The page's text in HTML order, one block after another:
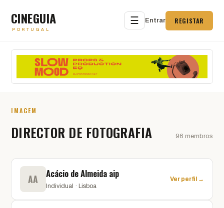
CINEGUIA
PORTUGAL
☰ Entrar REGISTAR
IMAGEM
DIRECTOR DE FOTOGRAFIA 96 membros
AA Acácio de Almeida aip
Individual · Lisboa
Ver perfil →